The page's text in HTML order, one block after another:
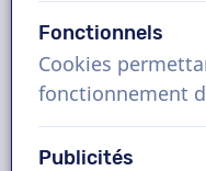
Projet
Fonctionnels
Cookies
fonctionnement
Publicités